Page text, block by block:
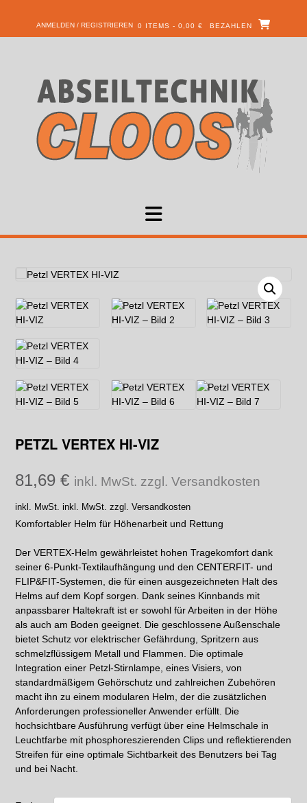
ANMELDEN / REGISTRIEREN 0 ITEMS - 0,00 € BEZAHLEN
PETZL VERTEX HI-VIZ
81,69 € inkl. MwSt. zzgl. Versandkosten
inkl. MwSt. inkl. MwSt. zzgl. Versandkosten
Komfortabler Helm für Höhenarbeit und Rettung
Der VERTEX-Helm gewährleistet hohen Tragekomfort dank
seiner 6-Punkt-Textilaufhängung und den CENTERFIT- und
FLIP&FIT-Systemen, die für einen ausgezeichneten Halt des
Helms auf dem Kopf sorgen. Dank seines Kinnbands mit
anpassbarer Haltekraft ist er sowohl für Arbeiten in der Höhe
als auch am Boden geeignet. Die geschlossene Außenschale
bietet Schutz vor elektrischer Gefährdung, Spritzern aus
schmelzflüssigem Metall und Flammen. Die optimale
Integration einer Petzl-Stirnlampe, eines Visiers, von
standardmäßigem Gehörschutz und zahlreichen Zubehören
macht ihn zu einem modularen Helm, der die zusätzlichen
Anforderungen professioneller Anwender erfüllt. Die
hochsichtbare Ausführung verfügt über eine Helmschale in
Leuchtfarbe mit phosphoreszierenden Clips und reflektierenden
Streifen für eine optimale Sichtbarkeit des Benutzers bei Tag
und bei Nacht.